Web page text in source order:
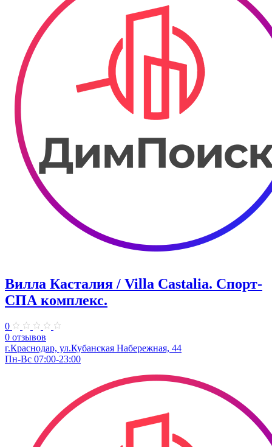
Вилла Касталия / Villa Castalia. Спорт-
СПА комплекс.
0
0 отзывов
г.Краснодар, ул.Кубанская Набережная, 44
Пн-Вс 07:00-23:00